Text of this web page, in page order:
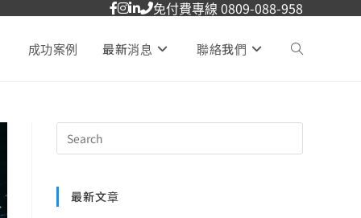
免付費專線 0809-088-958
成功案例 最新消息 聯絡我們
最新文章